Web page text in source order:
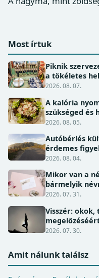
Most írtuk
Piknik
a tökéletes
2026. 08. 07.
A kalória
szükséged és
2026. 08. 05.
Autóbérlés
érdemes
2026. 08. 04.
Mikor van a
bármelyik
2026. 07. 31.
Visszér: okok,
2026. 07. 30.
Amit nálunk találsz